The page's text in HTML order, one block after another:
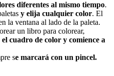
diferentes al mismo tiempo.
y elija cualquier color. El
la ventana al lado de la paleta.
un libro para colorear,
cuadro de color y comience a
se marcará con un pincel.